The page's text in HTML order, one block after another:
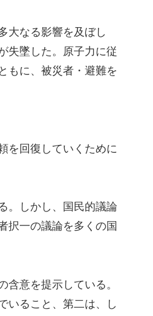
大なる影響を及ぼし
失墜した。原子力に従
もに、被災者・避難を
を回復していくために
。しかし、国民的議論
択一の議論を多くの国
意を提示している。
いること、第二は、し